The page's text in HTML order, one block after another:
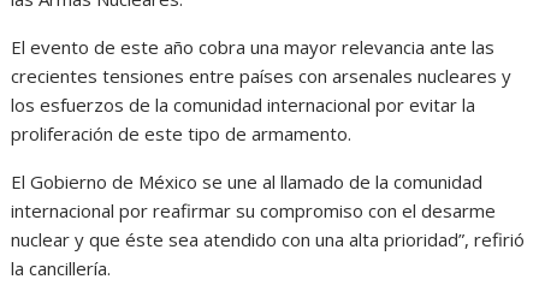
El evento de este año cobra una mayor relevancia ante las
crecientes tensiones entre países con arsenales nucleares y
los esfuerzos de la comunidad internacional por evitar la
proliferación de este tipo de armamento.
El Gobierno de México se une al llamado de la comunidad
internacional por reafirmar su compromiso con el desarme
nuclear y que éste sea atendido con una alta prioridad”, refirió
la cancillería.